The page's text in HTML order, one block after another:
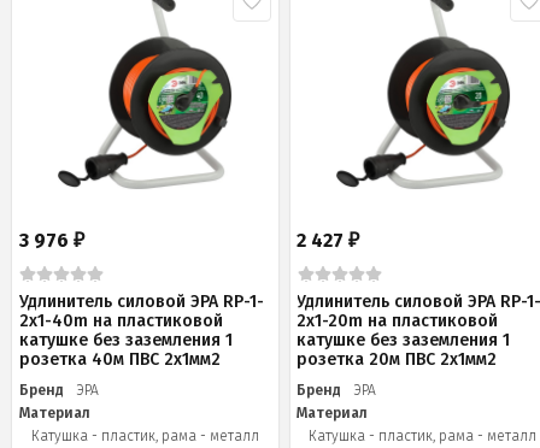
3 976 ₽
Удлинитель силовой ЭРА RP-1-
2x1-40m на пластиковой
катушке без заземления 1
розетка 40м ПВС 2x1мм2
Бренд
ЭРА
Материал
Катушка - пластик, рама - металл
2 427₽
Удлинитель силовой ЭРА RP-
2x1-20m на пластиковой
катушке без заземления 1
розетка 20м ПВС 2х1мм2
Бренд
ЭРА
Материал
Катушка - пластик, рама - металл